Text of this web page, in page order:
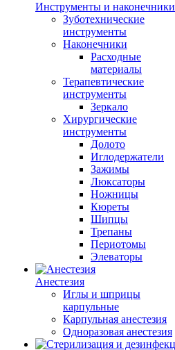
Инструменты и наконечники
Зуботехнические
инструменты
Наконечники
Расходные
материалы
Терапевтические
инструменты
Зеркало
Хирургические
инструменты
Долото
Иглодержатели
Зажимы
Люксаторы
Ножницы
Кюреты
Шипцы
Трепаны
Периотомы
Элеваторы
Анестезия
Иглы и шприцы
карпульные
Карпульная анестезия
Одноразовая анестезия